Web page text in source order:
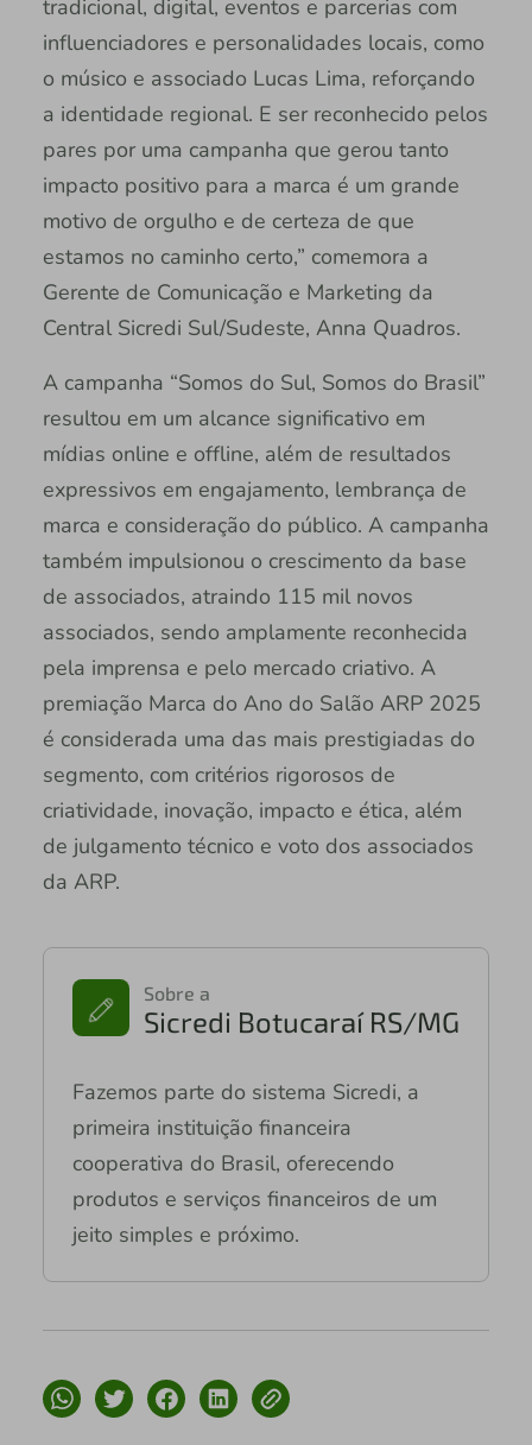
tradicional, digital, eventos e parcerias com
influenciadores e personalidades locais, como
o músico e associado Lucas Lima, reforçando
a identidade regional. E ser reconhecido pelos
pares por uma campanha que gerou tanto
impacto positivo para a marca é um grande
motivo de orgulho e de certeza de que
estamos no caminho certo,” comemora a
Gerente de Comunicação e Marketing da
Central Sicredi Sul/Sudeste, Anna Quadros.
A campanha “Somos do Sul, Somos do Brasil”
resultou em um alcance significativo em
mídias online e offline, além de resultados
expressivos em engajamento, lembrança de
marca e consideração do público. A campanha
também impulsionou o crescimento da base
de associados, atraindo 115 mil novos
associados, sendo amplamente reconhecida
pela imprensa e pelo mercado criativo. A
premiação Marca do Ano do Salão ARP 2025
é considerada uma das mais prestigiadas do
segmento, com critérios rigorosos de
criatividade, inovação, impacto e ética, além
de julgamento técnico e voto dos associados
da ARP.
Sobre a
Sicredi Botucaraí RS/MG
Fazemos parte do sistema Sicredi, a
primeira instituição financeira
cooperativa do Brasil, oferecendo
produtos e serviços financeiros de um
jeito simples e próximo.